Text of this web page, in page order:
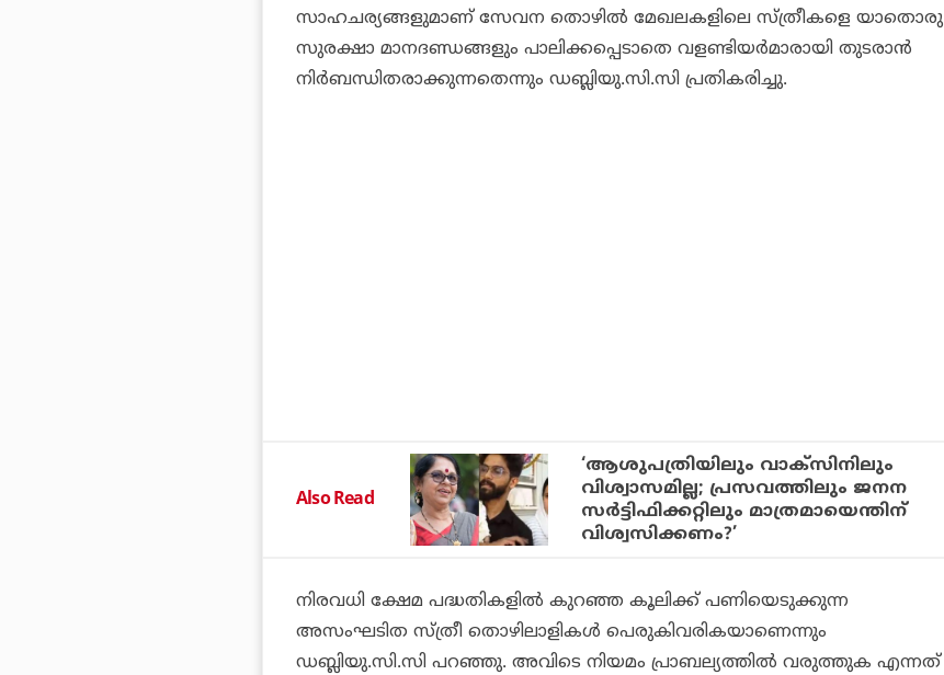
സാഹചര്യങ്ങളുമാണ് സേവന തൊഴില്‍ മേഖലകളിലെ സ്ത്രീകളെ യാതൊരു
സുരക്ഷാ മാനദണ്ഡങ്ങളും പാലിക്കപ്പെടാതെ വളണ്ടിയര്‍മാരായി തുടരാന്‍
നിര്‍ബന്ധിതരാക്കുന്നതെന്നും ഡബ്ലിയു.സി.സി പ്രതികരിച്ചു.
Also Read
‘ആശുപത്രിയിലും വാക്‌സിനിലും
വിശ്വാസമില്ല; പ്രസവത്തിലും ജനന
സര്‍ട്ടിഫിക്കറ്റിലും മാത്രമായെന്തിന്
വിശ്വസിക്കണം?’
നിരവധി ക്ഷേമ പദ്ധതികളില്‍ കുറഞ്ഞ കൂലിക്ക് പണിയെടുക്കുന്ന
അസംഘടിത സ്ത്രീ തൊഴിലാളികള്‍ പെരുകിവരികയാണെന്നും
ഡബ്ലിയു.സി.സി പറഞ്ഞു. അവിടെ നിയമം പ്രാബല്യത്തില്‍ വരുത്തുക എന്നത്